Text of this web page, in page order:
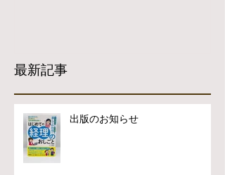
最新記事
出版のお知らせ